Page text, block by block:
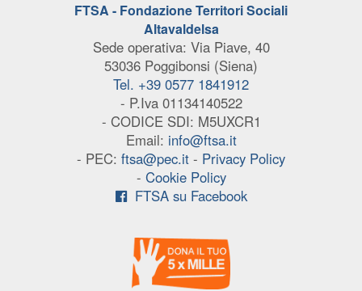
FTSA - Fondazione Territori Sociali
Altavaldelsa
Sede operativa: Via Piave, 40
53036 Poggibonsi (Siena)
Tel. +39 0577 1841912
- P.Iva 01134140522
- CODICE SDI: M5UXCR1
Email: info@ftsa.it
- PEC: ftsa@pec.it - Privacy Policy
- Cookie Policy
FTSA su Facebook